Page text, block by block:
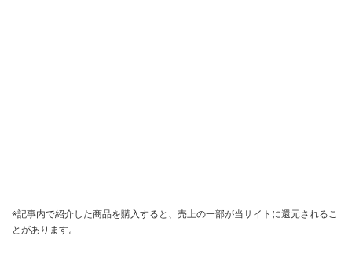
※記事内で紹介した商品を購入すると、売上の一部が当サイトに還元されるこ
とがあります。